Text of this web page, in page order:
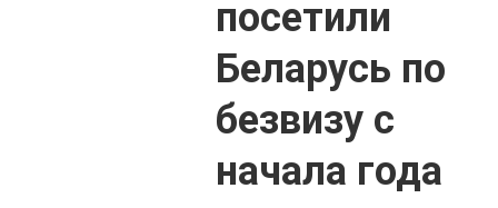
посетили
Беларусь по
безвизу с
начала года